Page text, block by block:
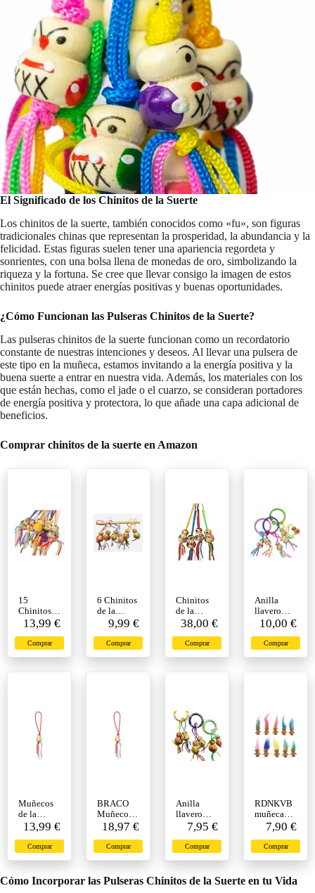
El Significado de los Chinitos de la Suerte
Los chinitos de la suerte, también conocidos como «fu», son figuras
tradicionales chinas que representan la prosperidad, la abundancia y la
felicidad. Estas figuras suelen tener una apariencia regordeta y
sonrientes, con una bolsa llena de monedas de oro, simbolizando la
riqueza y la fortuna. Se cree que llevar consigo la imagen de estos
chinitos puede atraer energías positivas y buenas oportunidades.
¿Cómo Funcionan las Pulseras Chinitos de la Suerte?
Las pulseras chinitos de la suerte funcionan como un recordatorio
constante de nuestras intenciones y deseos. Al llevar una pulsera de
este tipo en la muñeca, estamos invitando a la energía positiva y la
buena suerte a entrar en nuestra vida. Además, los materiales con los
que están hechas, como el jade o el cuarzo, se consideran portadores
de energía positiva y protectora, lo que añade una capa adicional de
beneficios.
Comprar chinitos de la suerte en Amazon
15
Chinitos
de la
cordel,
13,99 €
Comprar
6 Chinitos
de la
Suerte,
grande 2
9,99 €
Comprar
Chinitos
de la
Suerte -
Unidades
Pulseras)
Surtido
Colores.
38,00 €
Comprar
Anilla
llavero
metal
chinitos de
colores
10,00 €
Comprar
Muñecos
de la
Suerte - 20
10 Colores
Amuletos
13,99 €
Comprar
BRACO
Muñecos
de la
Unidades -
Auténticos
18,97 €
Comprar
Anilla
llavero
metal
con cierre
chinitos de
7,95 €
Comprar
RDNKVB
muñeca
Suerte,10p
muñecos
Trolls,
7,90 €
Comprar
Cómo Incorporar las Pulseras Chinitos de la Suerte en tu Vida